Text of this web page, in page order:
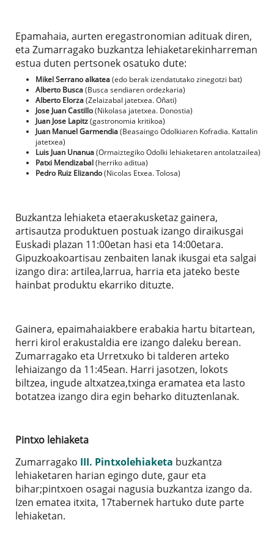
Epamahaia, aurten eregastronomian adituak diren,
eta Zumarragako buzkantza lehiaketarekinharreman
estua duten pertsonek osatuko dute:
Mikel Serrano alkatea(edo berak izendatutako zinegotzi bat)
Alberto Busca(Busca sendiaren ordezkaria)
Alberto Elorza(Zelaizabal jatetxea. Oñati)
Jose Juan Castillo(Nikolasa jatetxea. Donostia)
Juan Jose Lapitz(gastronomia kritikoa)
Juan Manuel Garmendia(Beasaingo Odolkiaren Kofradia. Kattalin
jatetxea)
Luis Juan Unanua(Ormaiztegiko Odolki lehiaketaren antolatzailea)
Patxi Mendizabal(herriko aditua)
Pedro Ruiz Elizando(Nicolas Etxea. Tolosa)
Buzkantza lehiaketa etaerakusketaz gainera,
artisautza produktuen postuak izango diraikusgai
Euskadi plazan 11:00etan hasi eta 14:00etara.
Gipuzkoakoartisau zenbaiten lanak ikusgai eta salgai
izango dira: artilea,larrua, harria eta jateko beste
hainbat produktu ekarriko dituzte.
Gainera, epaimahaiakbere erabakia hartu bitartean,
herri kirol erakustaldia ere izango daleku berean.
Zumarragako eta Urretxuko bi talderen arteko
lehiaizango da 11:45ean. Harri jasotzen, lokots
biltzea, ingude altxatzea,txinga eramatea eta lasto
botatzea izango dira egin beharko dituztenlanak.
Pintxo lehiaketa
Zumarragako III. Pintxolehiaketa buzkantza
lehiaketaren harian egingo dute, gaur eta
bihar;pintxoen osagai nagusia buzkantza izango da.
Izen ematea itxita, 17tabernek hartuko dute parte
lehiaketan.